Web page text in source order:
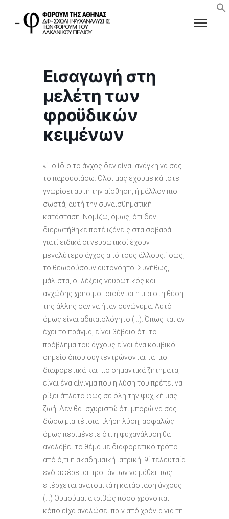
Εισαγωγή στη
μελέτη των
φροϋδικών
κειμένων
«‘Το ίδιο το άγχος δεν είναι ανάγκη να σας
το παρουσιάσω. Όλοι μας έχουμε κάποτε
γνωρίσει αυτή την αίσθηση, ή μάλλον πιο
σωστά, αυτή την συναισθηματική
κατάσταση. Νομίζω, όμως, ότι δεν
διερωτήθηκε ποτέ ιζάνεις στα σοβαρά
γιατί ειδικά οι νευρωτικοί έχουν
μεγαλύτερο άγχος από τους άλλους. Ίσως,
το θεωρούσουν αυτονόητο. Συνήθως,
μάλιστα, οι λέξεις νευρωτικός και
αγχώδης χρησιμοποιούνται η μια στη θέση
της άλλης σαν να ήταν συνώνυμα. Αυτό
όμως είναι αδικαιολόγητο (…). Όπως και αν
έχει το πράγμα, είναι βέβαιο ότι το
πρόβλημα του άγχους είναι ένα κομβικό
σημείο όπου συγκεντρώνονται τα πιο
διαφορετικά και πιο σημαντικά ζητήματα;
είναι ένα αίνιγμα που η λύση του πρέπει να
ρίξει άπλετο φως σε όλη την ψυχική μας
ζωή. Δεν θα ισχυριστώ ότι μπορώ να σας
δώσω μια τέτοια πλήρη λύση, ασφαλώς
όμως περιμένετε ότι η ψυχανάλυση θα
αναλάβει το θέμα με διαφορετικό τρόπο
από ό,τι η ακαδημαϊκή ιατρική. 9ΐ τελευταία
ενδιαφέρεται προπάντων να μάθει πως
επέρχεται ανατομικά η κατάσταση άγχους
(…) Θυμούμαι ακριβώς πόσο χρόνο και
κόπο είχα αναλώσει πριν από χρόνια για τη